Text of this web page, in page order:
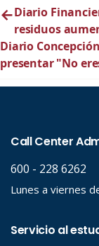
←Diario
residuos
Diario
presentar "No